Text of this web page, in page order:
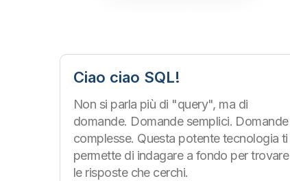
Ciao ciao SQL!
Non si parla più di "query", ma di
domande. Domande semplici. Domande
complesse. Questa potente tecnologia ti
permette di indagare a fondo per trovare
le risposte che cerchi.